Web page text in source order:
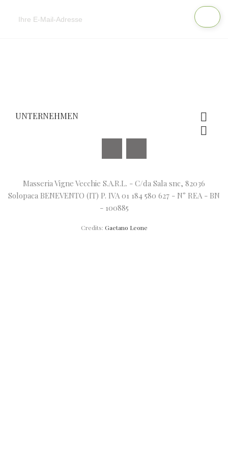
UNTERNEHMEN


Masseria Vigne Vecchie S.A.R.L. - C/da Sala snc, 82036
Solopaca BENEVENTO (IT) P. IVA 01 184 580 627 - N° REA - BN
- 100885
Credits: Gaetano Leone